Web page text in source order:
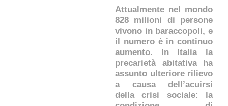
Attualmente nel mondo
828 milioni di persone
vivono in baraccopoli, e
il numero è in continuo
aumento. In Italia la
precarietà abitativa ha
assunto ulteriore rilievo
a causa dell’acuirsi
della crisi sociale: la